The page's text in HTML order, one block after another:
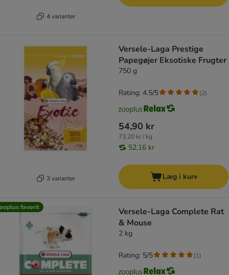
4 varianter
3 varianter
Versele-Laga Prestige
Papegøjer Eksotiske Frugter
750 g
54,90 kr
73,20 kr / kg
52,16 kr
Rating: 4.5/5 (2)
Læg i kurv
favorit
Versele-Laga Complete Rat
& Mouse
2 kg
Rating: 5/5 (1)